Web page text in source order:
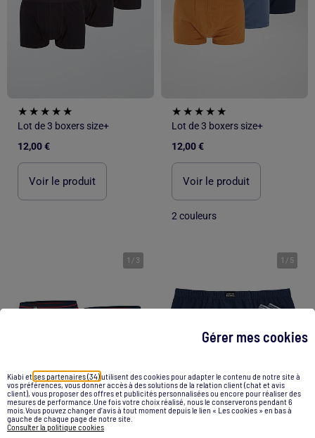
Gérer mes cookies
Kiabi etses partenaires (34)utilisent des cookies pour adapter le contenu de notre site à
vos préférences, vous donner accès à des solutions de la relation client (chat et avis
client), vous proposer des offres et publicités personnalisées ou encore pour réaliser des
mesures de performance.Une fois votre choix réalisé, nous le conserverons pendant 6
mois.Vous pouvez changer d’avis à tout moment depuis le lien « Les cookies » en bas à
gauche de chaque page de notre site.
Consulter la politique cookies
Lot de 3 boxers size+
12,00 €
Voir le produit
Lot de 3 boxers size+
12,00 €
Voir le produit
2 couleurs
1 / 3 1 / 5